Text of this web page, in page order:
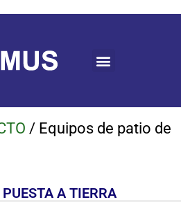
/ Equipos de patio de
A TIERRA